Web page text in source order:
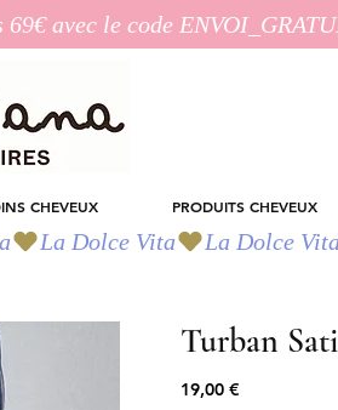
CHEVEUX PRODUITS CHEVEUX
Turban
19,00 €